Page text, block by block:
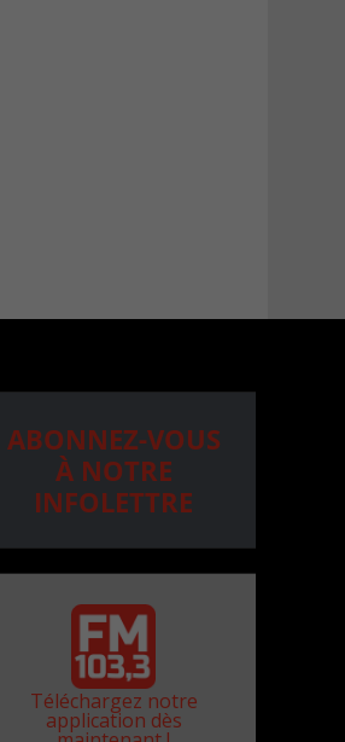
ABONNEZ-VOUS
À NOTRE
INFOLETTRE
Téléchargez notre
application dès